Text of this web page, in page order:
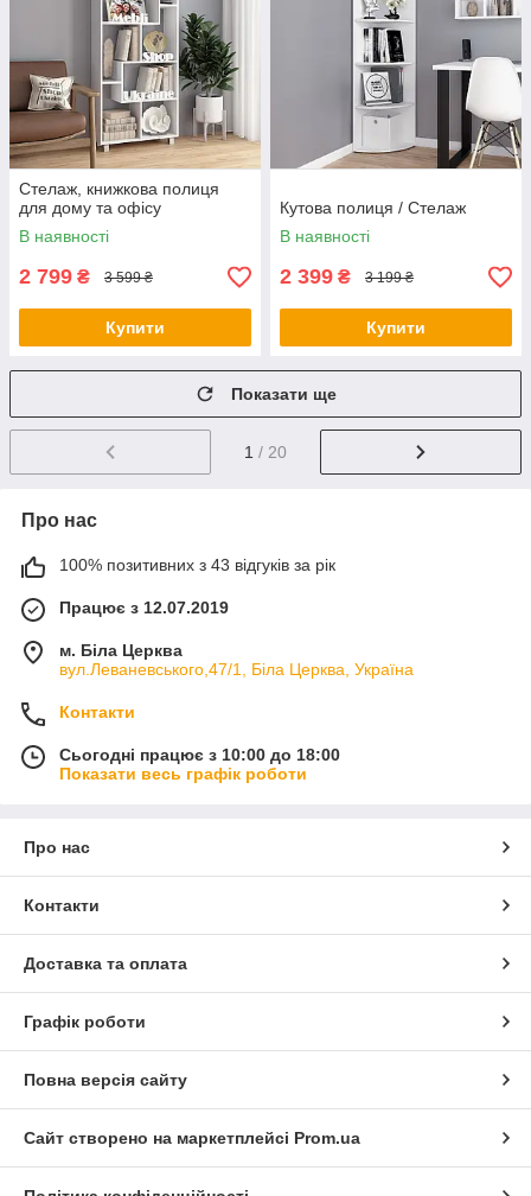
Стелаж, книжкова полиця
для дому та офісу
В наявності
2 799 ₴ 3 599 ₴
Купити
Кутова полиця / Стелаж
В наявності
2 399 ₴ 3 199 ₴
Купити
Показати ще
1 / 20
Про нас
100% позитивних з 43 відгуків за рік
Працює з 12.07.2019
м. Біла Церква
вул.Леваневського,47/1, Біла Церква, Україна
Контакти
Сьогодні працює з 10:00 до 18:00
Показати весь графік роботи
Про нас
Контакти
Доставка та оплата
Графік роботи
Повна версія сайту
Сайт створено на маркетплейсі Prom.ua